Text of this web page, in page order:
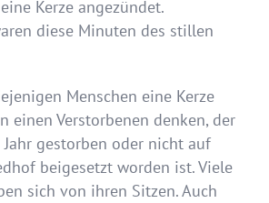
Kerze angezündet.
diese Minuten des stillen
Menschen eine Kerze
einen Verstorbenen denken, der
gestorben oder nicht auf
beigesetzt worden ist. Viele
sich von ihren Sitzen. Auch